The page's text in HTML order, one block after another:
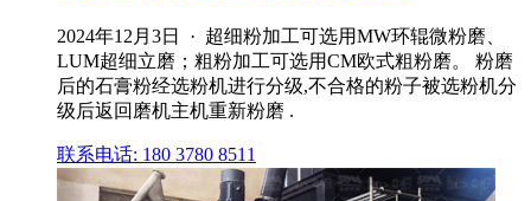
2024年12月3日 · 超细粉加工可选用MW环辊微粉磨、
LUM超细立磨；粗粉加工可选用CM欧式粗粉磨。 粉磨
后的石膏粉经选粉机进行分级,不合格的粉子被选粉机分
级后返回磨机主机重新粉磨 .
联系电话: 180 3780 8511